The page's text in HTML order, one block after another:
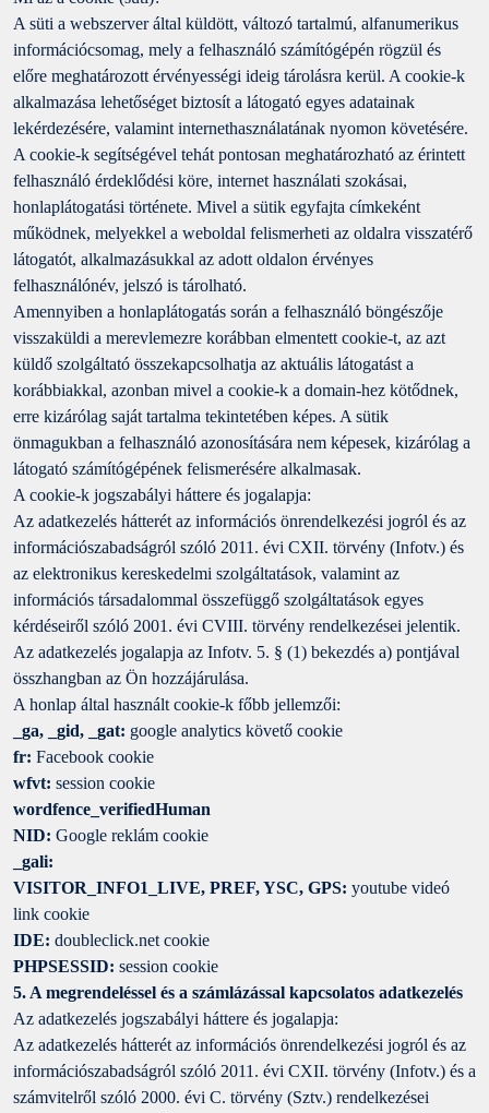
A süti a webszerver által küldött, változó tartalmú, alfanumerikus
információcsomag, mely a felhasználó számítógépén rögzül és
előre meghatározott érvényességi ideig tárolásra kerül. A cookie-k
alkalmazása lehetőséget biztosít a látogató egyes adatainak
lekérdezésére, valamint internethasználatának nyomon követésére.
A cookie-k segítségével tehát pontosan meghatározható az érintett
felhasználó érdeklődési köre, internet használati szokásai,
honlaplátogatási története. Mivel a sütik egyfajta címkeként
működnek, melyekkel a weboldal felismerheti az oldalra visszatérő
látogatót, alkalmazásukkal az adott oldalon érvényes
felhasználónév, jelszó is tárolható.
Amennyiben a honlaplátogatás során a felhasználó böngészője
visszaküldi a merevlemezre korábban elmentett cookie-t, az azt
küldő szolgáltató összekapcsolhatja az aktuális látogatást a
korábbiakkal, azonban mivel a cookie-k a domain-hez kötődnek,
erre kizárólag saját tartalma tekintetében képes. A sütik
önmagukban a felhasználó azonosítására nem képesek, kizárólag a
látogató számítógépének felismerésére alkalmasak.
A cookie-k jogszabályi háttere és jogalapja:
Az adatkezelés hátterét az információs önrendelkezési jogról és az
információszabadságról szóló 2011. évi CXII. törvény (Infotv.) és
az elektronikus kereskedelmi szolgáltatások, valamint az
információs társadalommal összefüggő szolgáltatások egyes
kérdéseiről szóló 2001. évi CVIII. törvény rendelkezései jelentik.
Az adatkezelés jogalapja az Infotv. 5. § (1) bekezdés a) pontjával
összhangban az Ön hozzájárulása.
A honlap által használt cookie-k főbb jellemzői:
_ga, _gid, _gat: google analytics követő cookie
fr: Facebook cookie
wfvt: session cookie
wordfence_verifiedHuman
NID: Google reklám cookie
_gali:
VISITOR_INFO1_LIVE, PREF, YSC, GPS: youtube videó
link cookie
IDE: doubleclick.net cookie
PHPSESSID: session cookie
5. A megrendeléssel és a számlázással kapcsolatos adatkezelés
Az adatkezelés jogszabályi háttere és jogalapja:
Az adatkezelés hátterét az információs önrendelkezési jogról és az
információszabadságról szóló 2011. évi CXII. törvény (Infotv.) és a
számvitelről szóló 2000. évi C. törvény (Sztv.) rendelkezései